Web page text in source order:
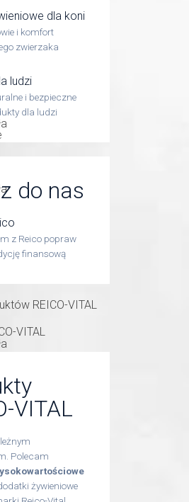
dla koni
i komfort
zwierzaka
ludzi
i bezpieczne
dla ludzi
do nas
z Reico popraw
finansową
VITAL
Polecam
żywieniowe